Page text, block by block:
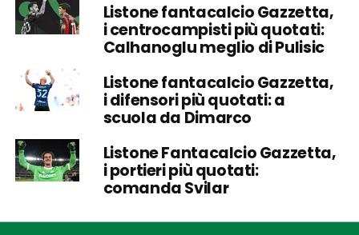
Listone fantacalcio Gazzetta,
i centrocampisti più quotati:
Calhanoglu meglio di Pulisic
Listone fantacalcio Gazzetta,
i difensori più quotati: a
scuola da Dimarco
Listone Fantacalcio Gazzetta,
i portieri più quotati:
comanda Svilar